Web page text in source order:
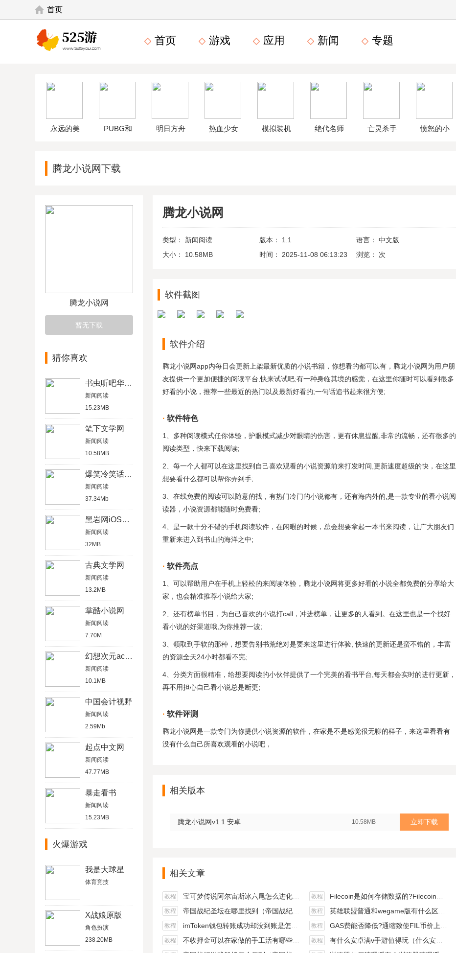
首页
首页 游戏 应用 新闻 专题
永远的美
解版
PUBG和
验服
明日方舟 热血少女 模拟装机 绝代名师 亡灵杀手 愤怒的小
腾龙小说网下载
腾龙小说网
暂无下载
猜你喜欢
书虫听吧华为版本
新闻阅读
15.23MB
笔下文学网
新闻阅读
10.58MB
爆笑冷笑话内涵段子
新闻阅读
37.34Mb
黑岩网iOS破解版
新闻阅读
32MB
古典文学网
新闻阅读
13.2MB
掌酷小说网
新闻阅读
7.70M
幻想次元acg18
新闻阅读
10.1MB
中国会计视野
新闻阅读
2.59Mb
起点中文网
新闻阅读
47.77MB
暴走看书
新闻阅读
15.23MB
火爆游戏
我是大球星
体育竞技
X战娘原版
角色扮演
238.20MB
腾龙小说网
类型： 新闻阅读 版本： 1.1 语言：
中文版
大小：
10.58MB 时间： 2025-11-08 06:13:23 浏览： 次
软件截图
软件介绍
腾龙小说网app内每日会更新上架最新优质的小说书籍，你想看的都可以有，腾龙小说网为用户朋
友提供一个更加便捷的阅读平台,快来试试吧;有一种身临其境的感觉，在这里你随时可以看到很多
好看的小说，推荐一些最近的热门以及最新好看的;一句话追书起来很方便;
软件特色
1、多种阅读模式任你体验，护眼模式减少对眼睛的伤害，更有休息提醒,非常的流畅，还有很多的
阅读类型，快来下载阅读;
2、每一个人都可以在这里找到自己喜欢观看的小说资源前来打发时间,更新速度超级的快，在这里
想要看什么都可以帮你弄到手;
3、在线免费的阅读可以随意的找，有热门冷门的小说都有，还有海内外的,是一款专业的看小说阅
读器，小说资源都能随时免费看;
4、是一款十分不错的手机阅读软件，在闲暇的时候，总会想要拿起一本书来阅读，让广大朋友们
重新来进入到书山的海洋之中;
软件亮点
1、可以帮助用户在手机上轻松的来阅读体验，腾龙小说网将更多好看的小说全都免费的分享给大
家，也会精准推荐小说给大家;
2、还有榜单书目，为自己喜欢的小说打call，冲进榜单，让更多的人看到。在这里也是一个找好
看小说的好渠道哦,为你推荐一波;
3、领取到手软的那种，想要告别书荒绝对是要来这里进行体验, 快速的更新还是蛮不错的，丰富
的资源全天24小时都看不完;
4、分类方面很精准，给想要阅读的小伙伴提供了一个完美的看书平台,每天都会实时的进行更新，
再不用担心自己看小说总是断更;
软件评测
腾龙小说网是一款专门为你提供小说资源的软件，在家是不是感觉很无聊的样子，来这里看看有
没有什么自己所喜欢观看的小说吧，
相关版本
腾龙小说网v1.1 安卓 10.58MB 立即下载
相关文章
教程 宝可梦传说阿尔宙斯冰六尾怎么进化（宝可梦冰六尾怎么得） 教程 Filecoin是如何存储数据的?Filecoin的价值体现和未来前景分析
教程 帝国战纪圣坛在哪里找到（帝国战纪游戏攻略） 教程 英雄联盟普通和wegame版有什么区别（英雄联盟wegame版和英雄联盟）
教程 imToken钱包转账成功却没到账是怎么回事? 教程 GAS费能否降低?通缩致使FIL币价上涨,近看1000U
教程 不收押金可以在家做的手工活有哪些？四个可以操作的小项目真是可靠 教程 有什么安卓满v手游值得玩（什么安卓手游好玩）